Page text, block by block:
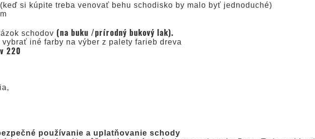
si kúpite treba venovať behu schodisko by malo byť jednoduché)
schodov (na buku /prírodný bukový lak).
iné farby na výber z palety farieb dreva
220
používanie a uplatňovanie schody